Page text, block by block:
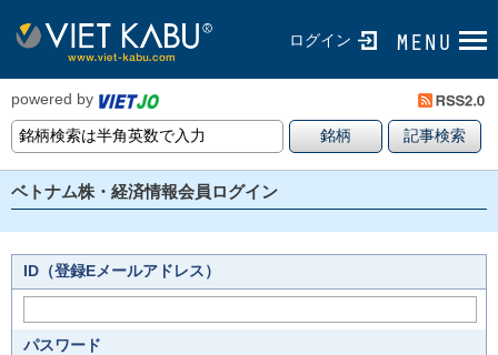
ログイン
powered by
ベトナム株・経済情報会員ログイン
ID（登録Eメールアドレス）
パスワード